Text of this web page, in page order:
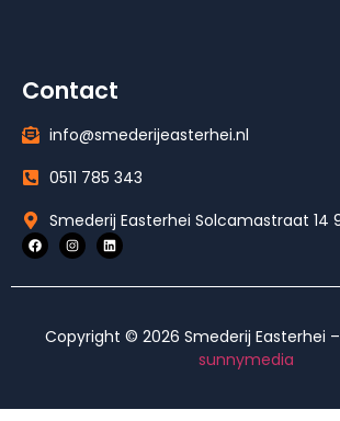
Contact
info@smederijeasterhei.nl
0511 785 343
Smederij Easterhei Solcamastraat 14
Copyright © 2026 Smederij Easterhei
sunnymedia